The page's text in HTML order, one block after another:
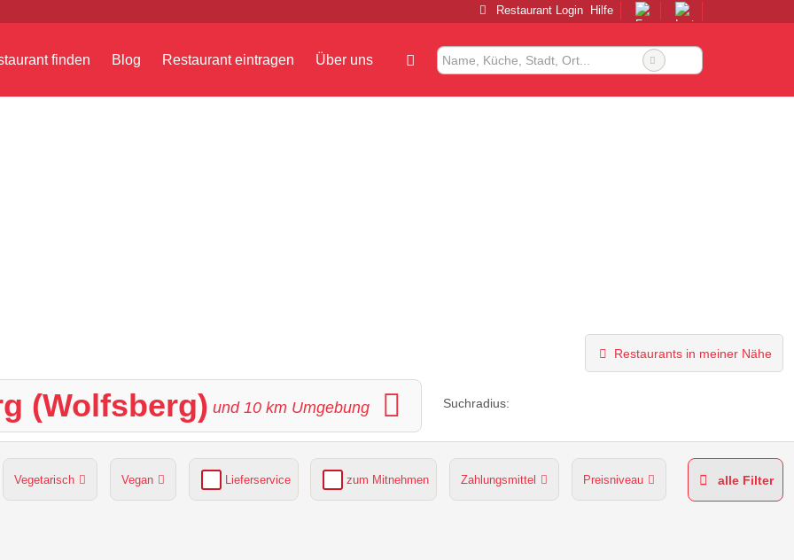
Restaurant Login Hilfe
finden Blog Restaurant eintragen Über uns
Restaurants in meiner Nähe
(Wolfsberg) und 10 km Umgebung Suchradius:
Vegetarisch Vegan Lieferservice zum Mitnehmen Zahlungsmittel Preisniveau alle Filter